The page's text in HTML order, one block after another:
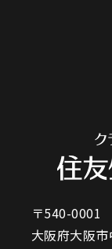
〒540-0001
大阪府大阪